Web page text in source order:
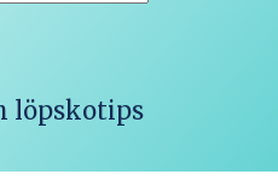
löpskotips